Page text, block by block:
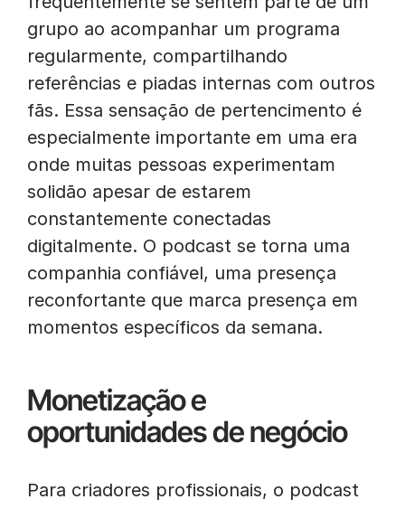
grupo ao acompanhar um programa
regularmente, compartilhando
referências e piadas internas com outros
fãs. Essa sensação de pertencimento é
especialmente importante em uma era
onde muitas pessoas experimentam
solidão apesar de estarem
constantemente conectadas
digitalmente. O podcast se torna uma
companhia confiável, uma presença
reconfortante que marca presença em
momentos específicos da semana.
Monetização e
oportunidades de negócio
Para criadores profissionais, o podcast